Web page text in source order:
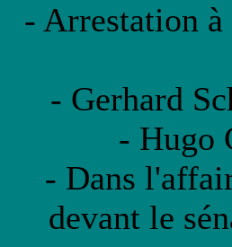
- Arrestation
- Gerhard
- Hugo
- Dans
devant le